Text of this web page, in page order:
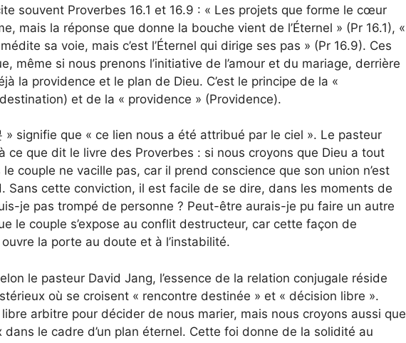
souvent Proverbes 16.1 et 16.9 : « Les projets que forme le cœur
mais la réponse que donne la bouche vient de l’Éternel » (Pr 16.1), «
sa voie, mais c’est l’Éternel qui dirige ses pas » (Pr 16.9). Ces
même si nous prenons l’initiative de l’amour et du mariage, derrière
la providence et le plan de Dieu. C’est le principe de la «
et de la « providence » (Providence).
» signifie que « ce lien nous a été attribué par le ciel ». Le pasteur
ce que dit le livre des Proverbes : si nous croyons que Dieu a tout
le couple ne vacille pas, car il prend conscience que son union n’est
Sans cette conviction, il est facile de se dire, dans les moments de
je pas trompé de personne ? Peut-être aurais-je pu faire un autre
le couple s’expose au conflit destructeur, car cette façon de
la porte au doute et à l’instabilité.
le pasteur David Jang, l’essence de la relation conjugale réside
où se croisent « rencontre destinée » et « décision libre ».
arbitre pour décider de nous marier, mais nous croyons aussi que
dans le cadre d’un plan éternel. Cette foi donne de la solidité au